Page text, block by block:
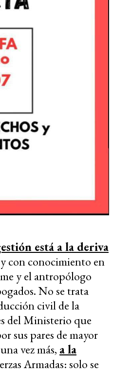
está a la deriva
con conocimiento en
y el antropólogo
No se trata
civil de la
del Ministerio que
sus pares de mayor
vez más, a la
Armadas: solo se